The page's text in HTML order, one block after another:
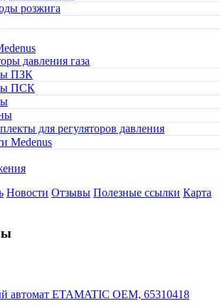
розжига
давления газа
ПЗК
ПСК
для регуляторов давления
Medenus
Новости Отзывы Полезные ссылки Карта
автомат ETAMATIC OEM, 65310418